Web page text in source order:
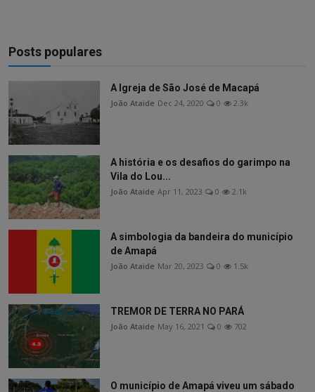
Posts populares
A Igreja de São José de Macapá
João Ataide Dec 24, 2020 0 2.3k
A história e os desafios do garimpo na
Vila do Lou...
João Ataide Apr 11, 2023 0 2.1k
A simbologia da bandeira do município
de Amapá
João Ataide Mar 20, 2023 0 1.5k
TREMOR DE TERRA NO PARÁ
João Ataide May 16, 2021 0 702
O município de Amapá viveu um sábado